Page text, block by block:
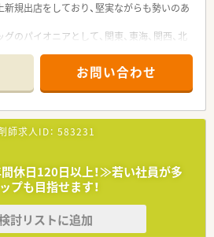
規出店をしており、堅実ながらも勢いのあ
のパイオニアとして、関東、東海、関西、北
ランがあり、集合研修だけでなく任意で受
く用意されています
員、社外で活躍する従業員、将来経営幹部
剤師として様々な活躍ができるフィールド
師（土日休み・19時までの勤務）どちらか
す
く「医療モール・クリニック併設店舗」「敷
特化型店舗」など様々な店舗を運営してい
取り組んでおり「訪問調剤特化型店舗」を
剤室は業界最多の51店舗設置しています
お問い合わせ
師求人ID： 583231
休日120日以上！≫若い社員が多
プも目指せます！
討リストに追加